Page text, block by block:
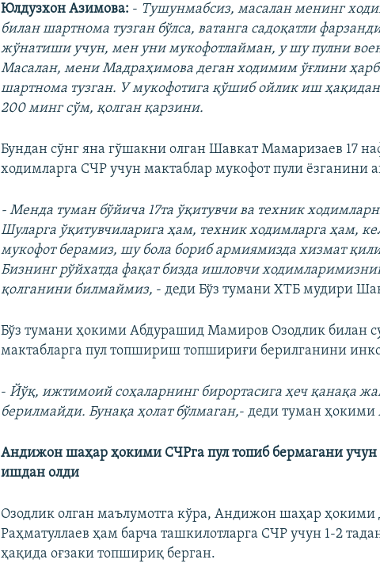
Юлдузхон Азимова: - Тушунмабсиз, масалан менинг
билан шартнома тузган бўлса, ватанга садоқатли
жўнатиши учун, мен уни мукофотлайман, у шу пулни
Масалан, мени Мадраҳимова деган ходимим ўғлини
шартнома тузган. У мукофотига қўшиб ойлик иш
200 минг сўм, қолган қарзини.
Бундан сўнг яна гўшакни олган Шавкат Мамаризаев 17
ходимларга СЧР учун мактаблар мукофот пули ёзганини
- Менда туман бўйича 17та ўқитувчи ва техник
Шуларга ўқитувчиларига ҳам, техник ходимларга ҳам,
мукофот берамиз, шу бола бориб армиямизда хизмат
Бизнинг рўйхатда фақат бизда ишловчи
қолганини билмаймиз, - деди Бўз тумани ХТБ мудири
Бўз тумани ҳокими Абдурашид Мамиров Озодлик билан
мактабларга пул топшириш топшириғи берилганини
- Йўқ, ижтимоий соҳаларнинг бирортасига ҳеч қанақа
берилмайди. Бунақа ҳолат бўлмаган,- деди туман
Андижон шаҳар ҳокими СЧРга пул топиб бермагани
ишдан олди
Озодлик олган маълумотга кўра, Андижон шаҳар
Раҳматуллаев ҳам барча ташкилотларга СЧР учун 1-2
ҳақида оғзаки топшириқ берган.